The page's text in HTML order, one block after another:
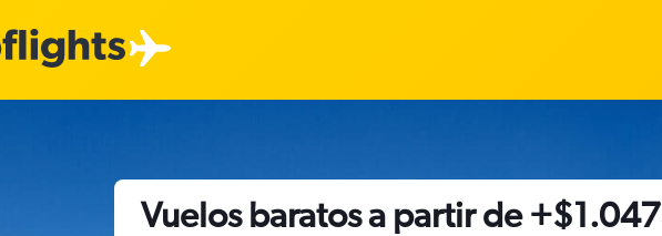
Vuelos baratos a partir de +$1.047